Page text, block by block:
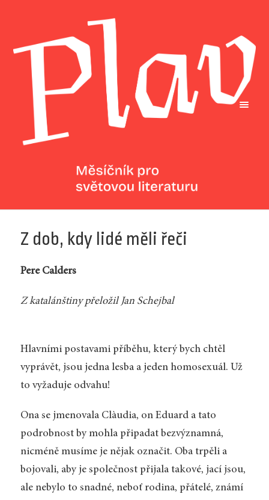
Z dob, kdy lidé měli řeči
Pere Calders
Z katalánštiny přeložil Jan Schejbal
Hlavními postavami příběhu, který bych chtěl
vyprávět, jsou jedna lesba a jeden homosexuál. Už
to vyžaduje odvahu!
Ona se jmenovala Clàudia, on Eduard a tato
podrobnost by mohla připadat bezvýznamná,
nicméně musíme je nějak označit. Oba trpěli a
bojovali, aby je společnost přijala takové, jací jsou,
ale nebylo to snadné, neboť rodina, přátelé, známí